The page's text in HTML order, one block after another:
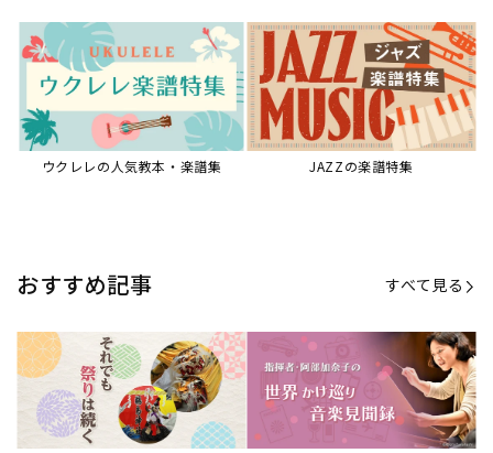
ウクレレの人気教本・楽譜集 JAZZの楽譜特集
おすすめ記事 すべて見る